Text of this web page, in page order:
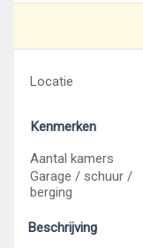
Locatie
Kenmerken
Aantal kamers
Garage / schuur /
berging
Beschrijving